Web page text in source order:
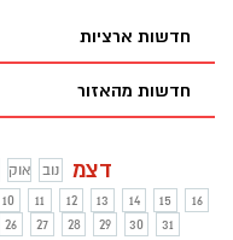
חדשות ארציות
חדשות מהאזור
אוק נוב דצמ
10 11 12 13 14 15
16
26 27 28 29 30 31